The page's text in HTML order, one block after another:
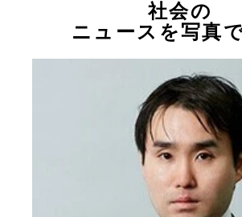
社会の
ニュースを写真